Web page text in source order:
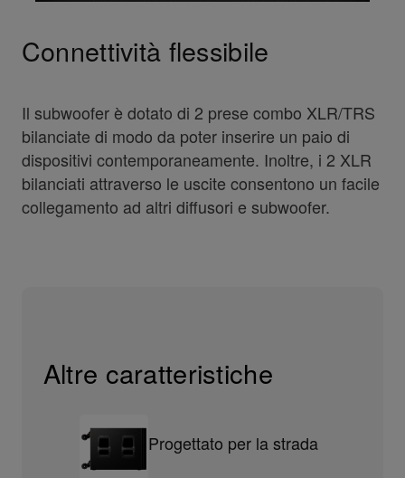
Connettività flessibile
Il subwoofer è dotato di 2 prese combo XLR/TRS
bilanciate di modo da poter inserire un paio di
dispositivi contemporaneamente. Inoltre, i 2 XLR
bilanciati attraverso le uscite consentono un facile
collegamento ad altri diffusori e subwoofer.
Altre caratteristiche
Progettato per la strada